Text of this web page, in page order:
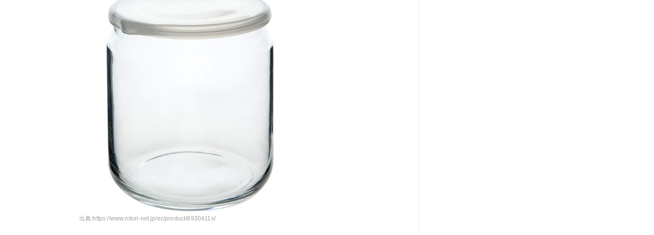
出典:https://www.nitori-net.jp/ec/product/8930411s/